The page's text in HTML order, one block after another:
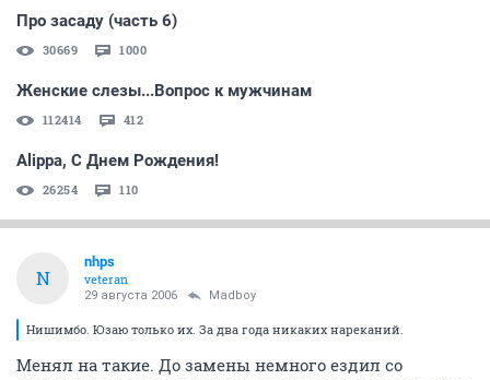
Про засаду (часть 6)
30669 1000
Женские слезы...Вопрос к мужчинам
112414 412
Alippa, С Днем Рождения!
26254 110
N
nhps
veteran
29 августа 2006 Madboy
Нишимбо. Юзаю только их. За два года никаких нареканий.
Менял на такие. До замены немного ездил со